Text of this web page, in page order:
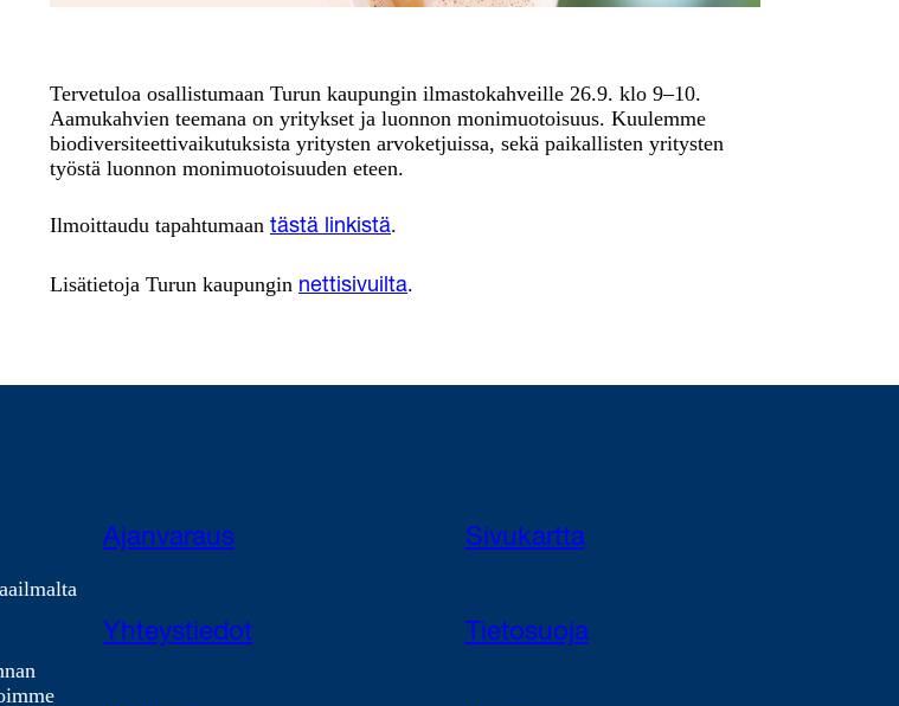
Tervetuloa osallistumaan Turun kaupungin ilmastokahveille 26.9. klo 9–10.
Aamukahvien teemana on yritykset ja luonnon monimuotoisuus. Kuulemme
biodiversiteettivaikutuksista yritysten arvoketjuissa, sekä paikallisten yritysten
työstä luonnon monimuotoisuuden eteen.
Ilmoittaudu tapahtumaan tästä linkistä.
Lisätietoja Turun kaupungin nettisivuilta. ​
Ajanvaraus
Yhteystiedot
Sivukartta
Tietosuoja